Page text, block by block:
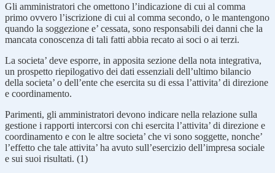
Gli amministratori che omettono l’indicazione di cui al comma
primo ovvero l’iscrizione di cui al comma secondo, o le mantengono
quando la soggezione e’ cessata, sono responsabili dei danni che la
mancata conoscenza di tali fatti abbia recato ai soci o ai terzi.
La societa’ deve esporre, in apposita sezione della nota integrativa,
un prospetto riepilogativo dei dati essenziali dell’ultimo bilancio
della societa’ o dell’ente che esercita su di essa l’attivita’ di direzione
e coordinamento.
Parimenti, gli amministratori devono indicare nella relazione sulla
gestione i rapporti intercorsi con chi esercita l’attivita’ di direzione e
coordinamento e con le altre societa’ che vi sono soggette, nonche’
l’effetto che tale attivita’ ha avuto sull’esercizio dell’impresa sociale
e sui suoi risultati. (1)